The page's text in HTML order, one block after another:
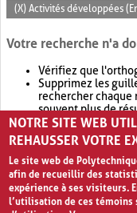
(X) Activités développées
Votre recherche n'a
Vérifiez que
Supprimez les
rechercher chaque
souvent plus de
Envisagez d'élargir
retournera
NOTRE SITE WEB
REHAUSSER VOTRE
Le site web de
afin de recueillir des
expérience à ses visiteurs.
l’utilisation de ces témoins